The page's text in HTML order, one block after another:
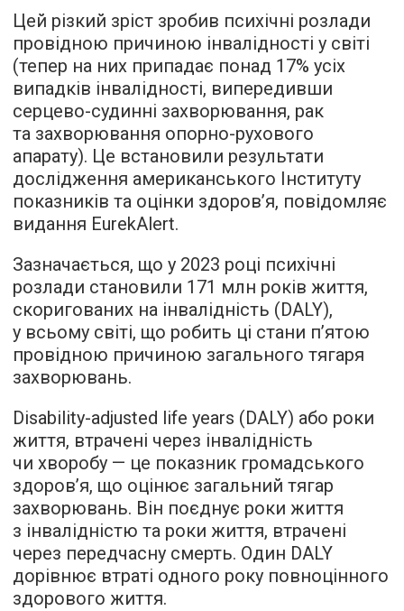
Цей різкий зріст зробив психічні розлади
провідною причиною інвалідності у світі
(тепер на них припадає понад 17% усіх
випадків інвалідності, випередивши
серцево-судинні захворювання, рак
та захворювання опорно-рухового
апарату). Це встановили результати
дослідження американського Інституту
показників та оцінки здоров’я, повідомляє
видання EurekAlert.
Зазначається, що у 2023 році психічні
розлади становили 171 млн років життя,
скоригованих на інвалідність (DALY),
у всьому світі, що робить ці стани п’ятою
провідною причиною загального тягаря
захворювань.
Disability-adjusted life years (DALY) або роки
життя, втрачені через інвалідність
чи хворобу — це показник громадського
здоров’я, що оцінює загальний тягар
захворювань. Він поєднує роки життя
з інвалідністю та роки життя, втрачені
через передчасну смерть. Один DALY
дорівнює втраті одного року повноцінного
здорового життя.